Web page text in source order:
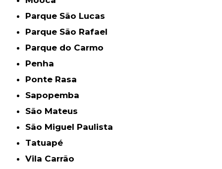
Parque São Lucas
Parque São Rafael
Parque do Carmo
Penha
Ponte Rasa
Sapopemba
São Mateus
São Miguel Paulista
Tatuapé
Vila Carrão